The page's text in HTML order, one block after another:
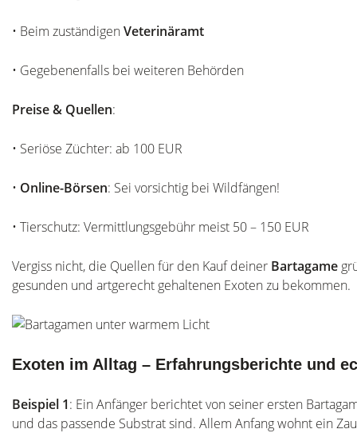
• Beim zuständigenVeterinäramt
• Gegebenenfalls bei weiteren Behörden
Preise & Quellen:
• Seriöse Züchter: ab 100 EUR
• Online-Börsen: Sei vorsichtig bei Wildfängen!
• Tierschutz: Vermittlungsgebühr meist 50 – 150 EUR
Vergiss nicht, die Quellen für den Kauf deiner Bartagame
gesunden und artgerecht gehaltenen Exoten zu bekommen.
Exoten im Alltag – Erfahrungsberichte und
Beispiel 1: Ein Anfänger berichtet von seiner ersten
und das passende Substrat sind. Allem Anfang wohnt ein